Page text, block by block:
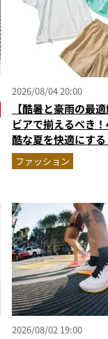
2026/08/04 20:00
【酷暑と豪雨の最
ビアで揃えるべき
酷な夏を快適にす
エア」セットアップ
ファッション
2026/08/02 19:00